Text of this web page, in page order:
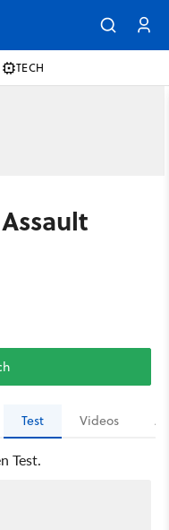
TECH
Test Videos
Test.